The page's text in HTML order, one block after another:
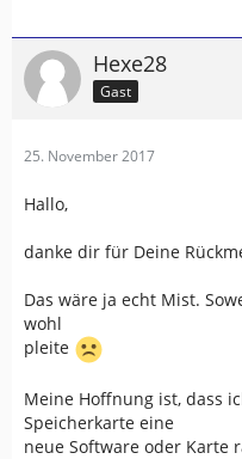
Hexe28
Gast
25. November 2017
Hallo,
danke dir für Deine
Das wäre ja echt Mist.
wohl
pleite
Meine Hoffnung ist, dass
Speicherkarte eine
neue Software oder Karte